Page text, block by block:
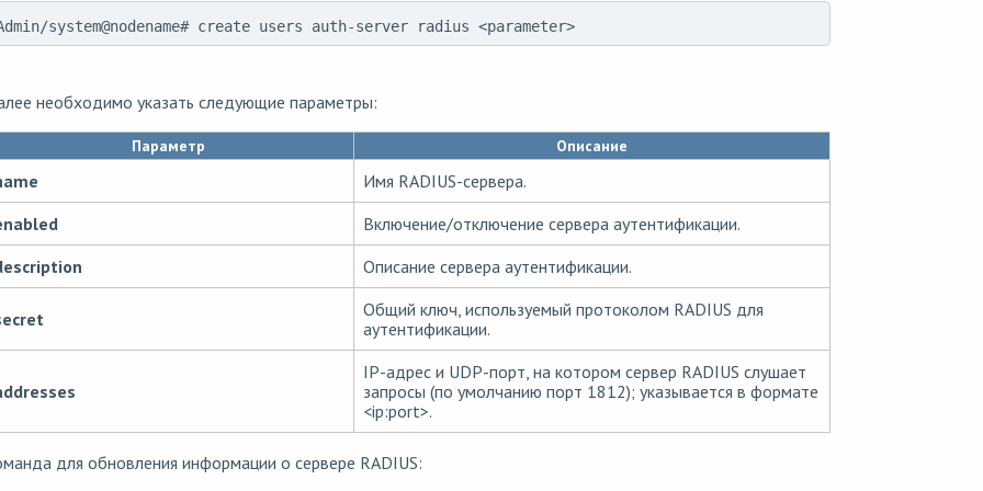
system@nodename# create users auth-server radius <parameter>
необходимо указать следующие параметры:
Параметр Описание
Имя RADIUS-сервера.
Включение/отключение сервера аутентификации.
Описание сервера аутентификации.
Общий ключ, используемый протоколом RADIUS для
аутентификации.
IP-адрес и UDP-порт, на котором сервер RADIUS слушает
запросы (по умолчанию порт 1812); указывается в формате
<ip:port>.
для обновления информации о сервере RADIUS: